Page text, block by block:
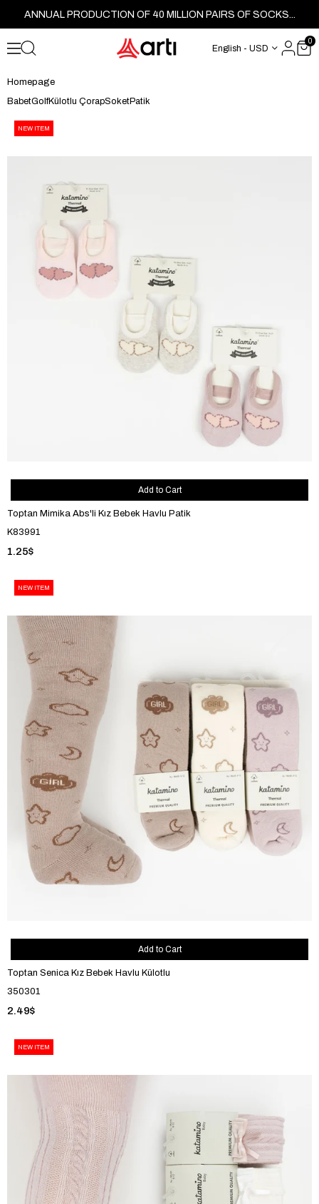
ANNUAL PRODUCTION OF 40 MILLION PAIRS OF SOCKS...
English - USD
0
Homepage
BabetGolfKülotlu ÇorapSoketPatik
Toptan Mimika Abs'li Kız Bebek Havlu Patik
K83991
1.25$
Add to Cart
NEW ITEM
Toptan Senica Kız Bebek Havlu Külotlu
350301
2.49$
Add to Cart
NEW ITEM
NEW ITEM